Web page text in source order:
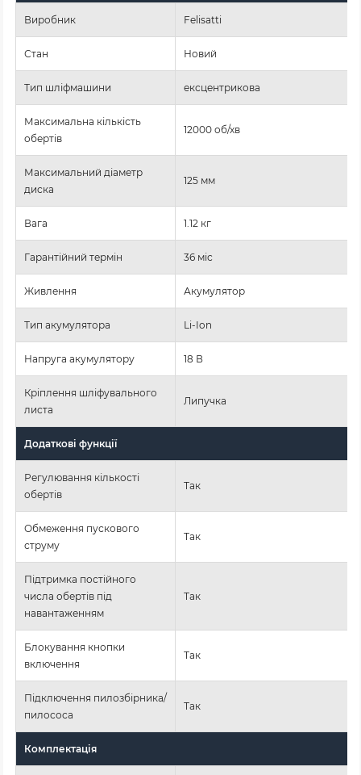
Виробник Felisatti
Стан Новий
Тип шліфмашини ексцентрикова
Максимальна кількість
обертів
12000 об/хв
Максимальний діаметр
диска
125 мм
Вага 1.12 кг
Гарантійний термін 36 міс
Живлення Акумулятор
Тип акумулятора Li-Ion
Напруга акумулятору 18 В
Кріплення шліфувального
листа
Липучка
Додаткові функції
Регулювання кількості
обертів
Так
Обмеження пускового
струму
Так
Підтримка постійного
числа обертів під
навантаженням
Так
Блокування кнопки
включення
Так
Підключення пилозбірника/
пилососа
Так
Комплектація